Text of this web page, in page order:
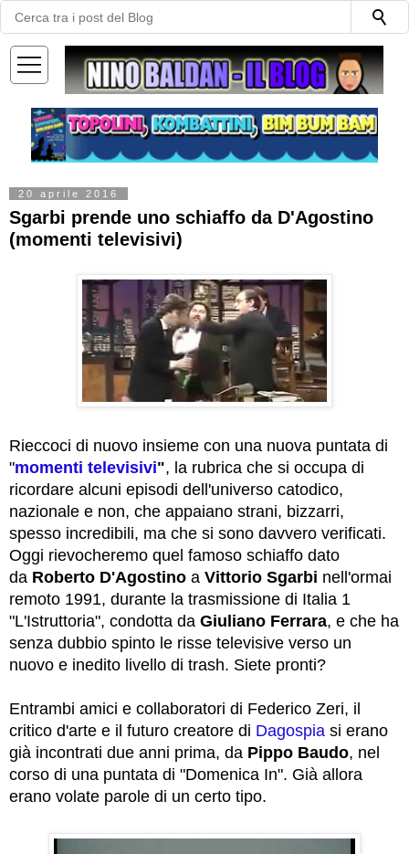
—
—
—
20 aprile 2016
Sgarbi prende uno schiaffo da D'Agostino
(momenti televisivi)
Rieccoci di nuovo insieme con una nuova puntata di
"momenti televisivi", la rubrica che si occupa di
ricordare alcuni episodi dell'universo catodico,
nazionale e non, che appaiano strani, bizzarri,
spesso incredibili, ma che si sono davvero verificati.
Oggi rievocheremo quel famoso schiaffo dato
da Roberto D'Agostino a Vittorio Sgarbi nell'ormai
remoto 1991, durante la trasmissione di Italia 1
"L'Istruttoria", condotta da Giuliano Ferrara, e che ha
senza dubbio spinto le risse televisive verso un
nuovo e inedito livello di trash. Siete pronti?
Entrambi amici e collaboratori di Federico Zeri, il
critico d'arte e il futuro creatore di Dagospia si erano
già incontrati due anni prima, da Pippo Baudo, nel
corso di una puntata di "Domenica In". Già allora
erano volate parole di un certo tipo.